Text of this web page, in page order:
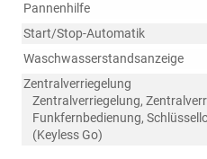
Pannenhilfe
Start/Stop-Automatik
Waschwasserstandsanzeige
Zentralverriegelung
Zentralverriegelung,
Funkfernbedienung,
(Keyless Go)